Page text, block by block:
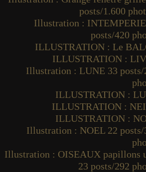
posts/1.600
Illustration :
posts/420
ILLUSTRATION : Le
ILLUSTRATION :
Illustration : LUNE 33 posts/
ILLUSTRATION :
ILLUSTRATION :
ILLUSTRATION :
Illustration : NOEL 22 posts/
Illustration : OISEAUX papillons
23 posts/292